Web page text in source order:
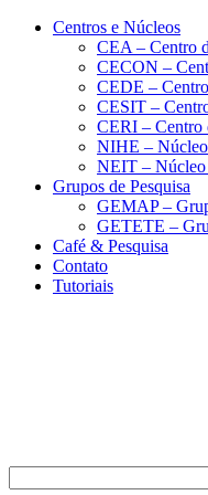
Conteúdo principal Menu
Centros e Núcleos
CEA – Centro
CECON –
CEDE –
CESIT –
CERI – Centro
NIHE –
NEIT – Núcleo
Grupos de Pesquisa
GEMAP –
GETETE –
Café & Pesquisa
Contato
Tutoriais